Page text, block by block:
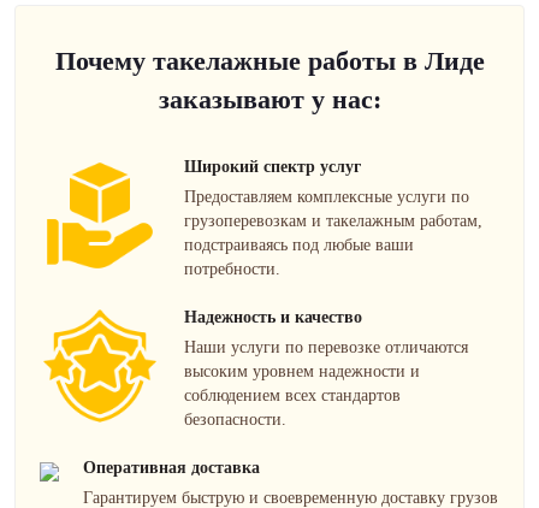
Почему такелажные работы в Лиде
заказывают у нас:
Широкий спектр услуг
Предоставляем комплексные услуги по
грузоперевозкам и такелажным работам,
подстраиваясь под любые ваши
потребности.
Надежность и качество
Наши услуги по перевозке отличаются
высоким уровнем надежности и
соблюдением всех стандартов
безопасности.
Оперативная доставка
Гарантируем быструю и своевременную доставку грузов